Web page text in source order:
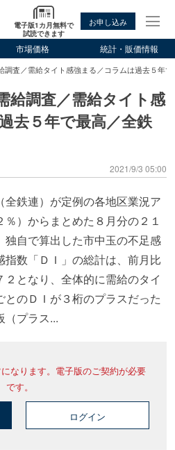
電子版1カ月無料で
試読できます
お申し込み
市場価格 統計・販価情報
調査／需給タイト感強まる／コラムは過去５年
給調査／需給タイト感
去５年で最高／全鉄
2021/9/3 05:00
鉄連）が定例の各地区業況ア
）からまとめた８月分の２１
自で算出した市中玉の不足感
数「ＤＩ」の総計は、前月比
２となり、全体的に需給のタイ
のＤＩが３桁のプラスだった
（プラス...
なります。電子版のご契約が必要
です。
ログイン